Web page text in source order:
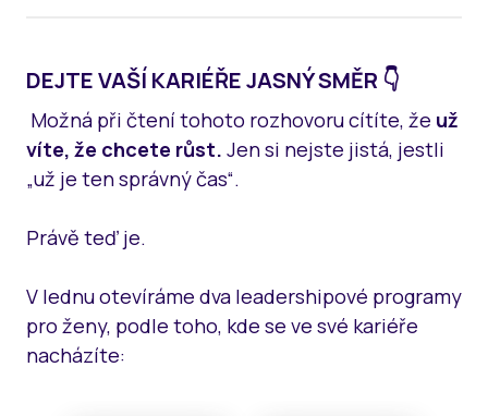
DEJTE VAŠÍ KARIÉŘE JASNÝ SMĚR 👇
Možná při čtení tohoto rozhovoru cítíte, že už
víte, že chcete růst. Jen si nejste jistá, jestli
„už je ten správný čas“.
Právě teď je.
V lednu otevíráme dva leadershipové programy
pro ženy, podle toho, kde se ve své kariéře
nacházíte: